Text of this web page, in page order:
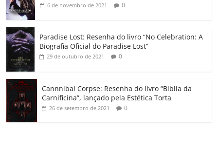
6 de novembro de 2021 0
Paradise Lost: Resenha do livro “No Celebration: A
Biografia Oficial do Paradise Lost”
29 de outubro de 2021 0
Cannnibal Corpse: Resenha do livro “Bíblia da
Carnificina”, lançado pela Estética Torta
26 de setembro de 2021 0